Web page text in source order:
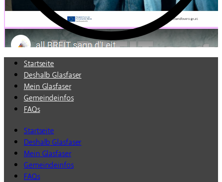
Startseite
Deshalb Glasfaser
Mein Glasfaser
Gemeindeinfos
FAQs
Startseite
Deshalb Glasfaser
Mein Glasfaser
Gemeindeinfos
FAQs